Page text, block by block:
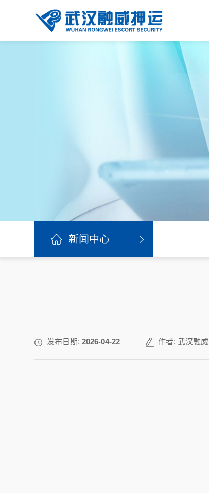
新闻中心
发布日期:2026-04-22 作者: 武汉融威